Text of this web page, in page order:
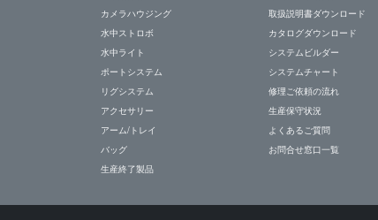
カメラハウジング
水中ストロボ
水中ライト
ポートシステム
リグシステム
アクセサリー
アーム/トレイ
バッグ
生産終了製品
取扱説明書ダウンロード
カタログダウンロード
システムビルダー
システムチャート
修理ご依頼の流れ
生産保守状況
よくあるご質問
お問合せ窓口一覧